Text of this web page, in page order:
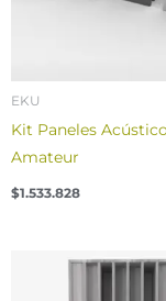
EKU
Kit Paneles
Amateur
$1.533.828